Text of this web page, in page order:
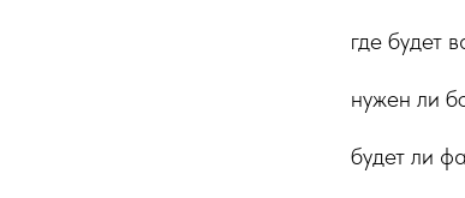
где будет
нужен ли
будет ли